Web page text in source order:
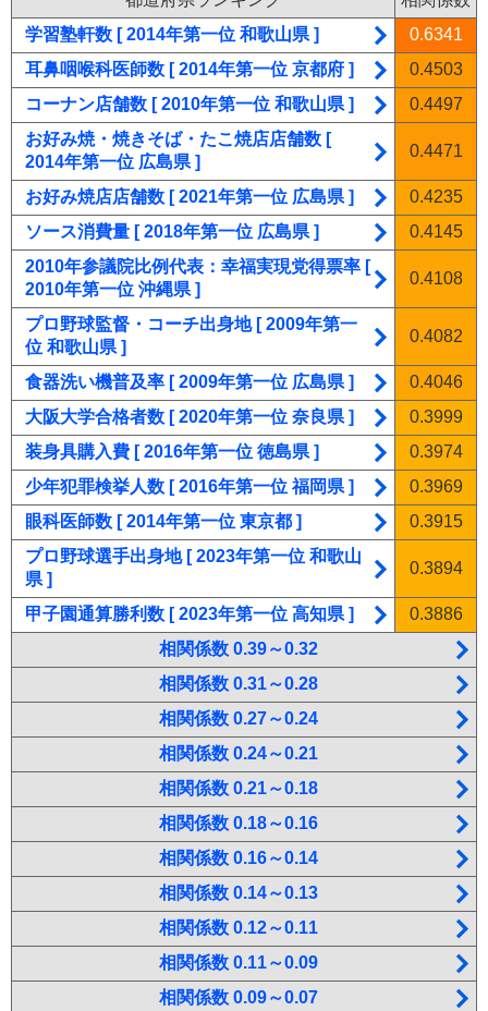
学習塾軒数 [ 2014年第一位 和歌山県 ]
0.6341
耳鼻咽喉科医師数 [ 2014年第一位 京都府 ]
0.4503
コーナン店舗数 [ 2010年第一位 和歌山県 ]
0.4497
お好み焼・焼きそば・たこ焼店店舗数 [
2014年第一位 広島県 ]
0.4471
お好み焼店店舗数 [ 2021年第一位 広島県 ]
0.4235
ソース消費量 [ 2018年第一位 広島県 ]
0.4145
2010年参議院比例代表：幸福実現党得票率 [
2010年第一位 沖縄県 ]
0.4108
プロ野球監督・コーチ出身地 [ 2009年第一
位 和歌山県 ]
0.4082
食器洗い機普及率 [ 2009年第一位 広島県 ]
0.4046
大阪大学合格者数 [ 2020年第一位 奈良県 ]
0.3999
装身具購入費 [ 2016年第一位 徳島県 ]
0.3974
少年犯罪検挙人数 [ 2016年第一位 福岡県 ]
0.3969
眼科医師数 [ 2014年第一位 東京都 ]
0.3915
プロ野球選手出身地 [ 2023年第一位 和歌山
県 ]
0.3894
甲子園通算勝利数 [ 2023年第一位 高知県 ]
0.3886
相関係数 0.39～0.32
相関係数 0.31～0.28
相関係数 0.27～0.24
相関係数 0.24～0.21
相関係数 0.21～0.18
相関係数 0.18～0.16
相関係数 0.16～0.14
相関係数 0.14～0.13
相関係数 0.12～0.11
相関係数 0.11～0.09
相関係数 0.09～0.07